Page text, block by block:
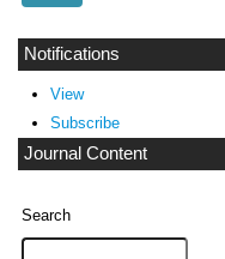
Notifications
View
Subscribe
Journal Content
Search